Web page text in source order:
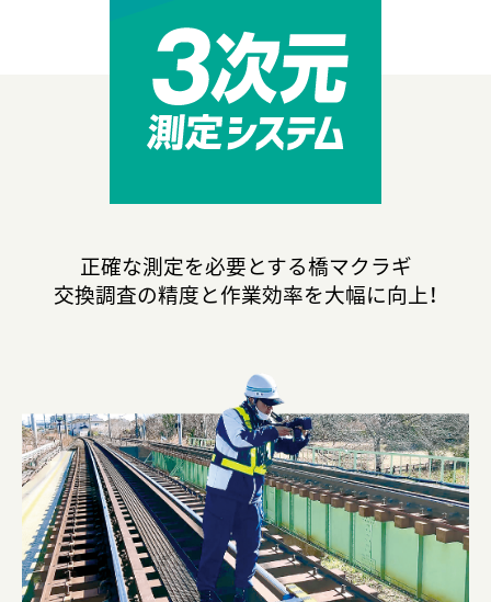
正確な測定を必要とする橋マクラギ
交換調査の精度と作業効率を大幅に向上！